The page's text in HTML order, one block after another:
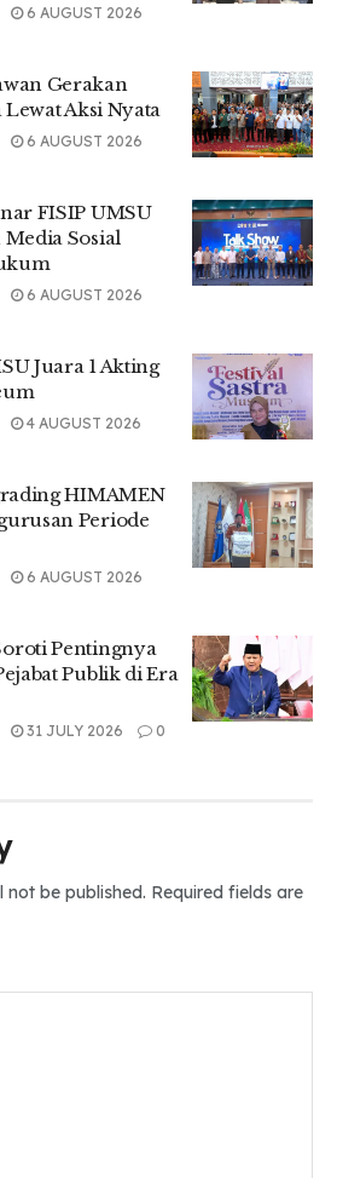
berbagai tokoh publik.
beberapa tokoh publik,
tersebut memiliki makna yang
kita bahas hari ini. Kalau belum
menyarankan untuk menontonnya,”
bahwa pemberantasan korupsi
panjang yang tidak hanya terjadi di
di ranah sosial dan moral.
perbuatan tercela yang harus
kali ada kasus korupsi yang
semakin besar. Para penegak
tekanan, ancaman, bahkan
KDH UMSU, Firzatullah Adrevi,
rasa syukur atas
ini.
dari dulu, membuat lomba
seluruh kampus di Indonesia.
seperti ini terus berlanjut di
agar nama Fakultas Hukum UMSU
nasional.
& Najwa Salsabila
#OpeningCeremony
6 AUGUST 2026
Gerakan
Aksi Nyata
6 AUGUST 2026
FISIP UMSU
Sosial
6 AUGUST 2026
Juara 1 Akting
4 AUGUST 2026
HIMAMEN
Periode
6 AUGUST 2026
Pentingnya
Publik di Era
31 JULY 2026 0
not be published. Required fields are